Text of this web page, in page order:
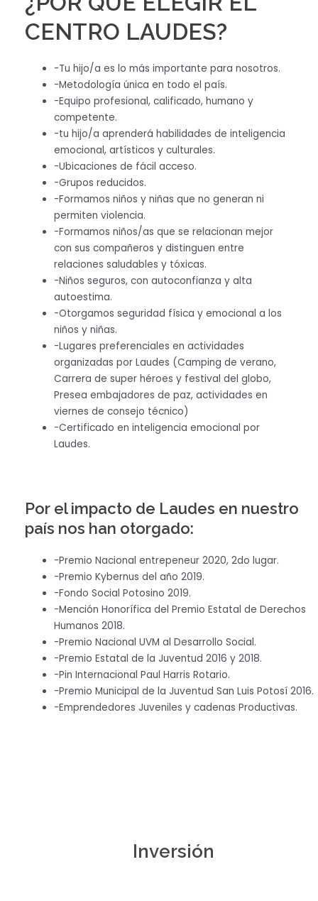
CENTRO LAUDES?
-Tu hijo/a es lo más importante para nosotros.
-Metodología única en todo el país.
-Equipo profesional, calificado, humano y
competente.
-tu hijo/a aprenderá habilidades de inteligencia
emocional, artísticos y culturales.
-Ubicaciones de fácil acceso.
-Grupos reducidos.
-Formamos niños y niñas que no generan ni
permiten violencia.
-Formamos niños/as que se relacionan mejor
con sus compañeros y distinguen entre
relaciones saludables y tóxicas.
-Niños seguros, con autoconfianza y alta
autoestima.
-Otorgamos seguridad física y emocional a los
niños y niñas.
-Lugares preferenciales en actividades
organizadas por Laudes (Camping de verano,
Carrera de super héroes y festival del globo,
Presea embajadores de paz, actividades en
viernes de consejo técnico)
-Certificado en inteligencia emocional por
Laudes.
Por el impacto de Laudes en nuestro
país nos han otorgado:
-Premio Nacional entrepeneur 2020, 2do lugar.
-Premio Kybernus del año 2019.
-Fondo Social Potosino 2019.
-Mención Honorífica del Premio Estatal de Derechos
Humanos 2018.
-Premio Nacional UVM al Desarrollo Social.
-Premio Estatal de la Juventud 2016 y 2018.
-Pin Internacional Paul Harris Rotario.
-Premio Municipal de la Juventud San Luis Potosí 2016.
-Emprendedores Juveniles y cadenas Productivas.
Inversión